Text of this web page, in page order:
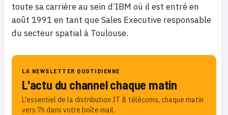
toute sa carrière au sein d’IBM où il est entré en
août 1991 en tant que Sales Executive responsable
du secteur spatial à Toulouse.
LA NEWSLETTER QUOTIDIENNE
L'actu du channel chaque matin
L'essentiel de la distribution IT & télécoms, chaque matin
vers 7h dans votre boîte mail.